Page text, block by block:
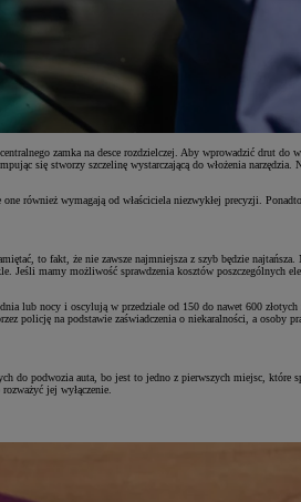
zamka na desce rozdzielczej. Aby wprowadzić drut
się stworzy szczelinę wystarczającą do włożenia narzędzia.
również wymagają od właściciela niezwykłej precyzji.
to fakt, że nie zawsze najmniejsza z szyb będzie
mamy możliwość sprawdzenia kosztów poszczególnych
lub nocy i oscylują w przedziale od 150 do nawet 600
policję na podstawie zaświadczenia o niekaralności, a
podwozia auta, bo jest to jedno z pierwszych miejsc, które
jej wyłączenie.